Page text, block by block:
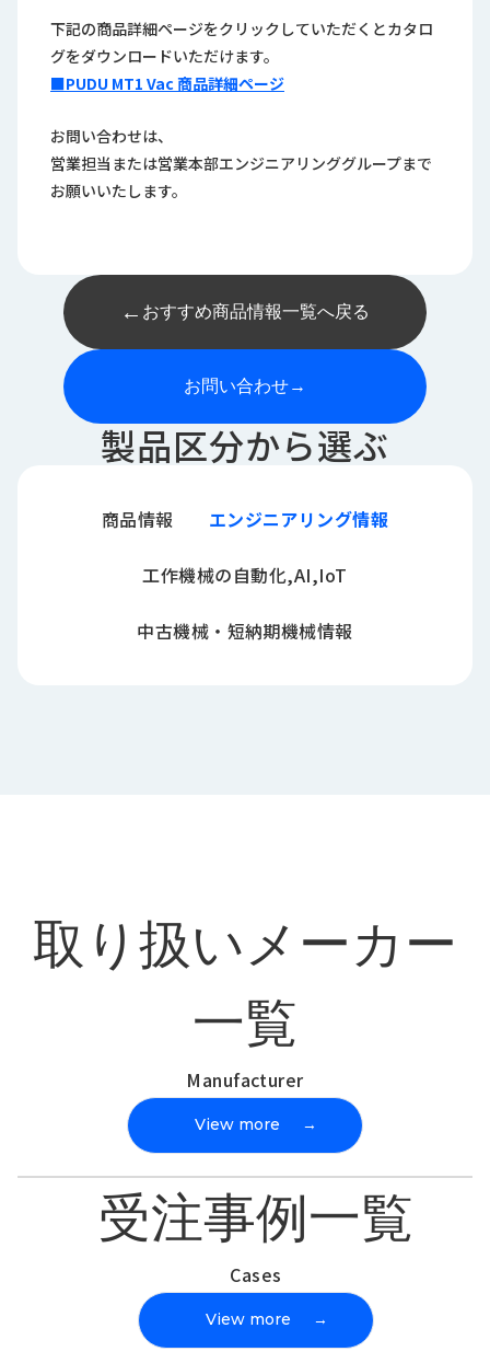
下記の商品詳細ページをクリックしていただくとカタロ
グをダウンロードいただけます。
■PUDU MT1 Vac 商品詳細ページ
お問い合わせは、
営業担当または営業本部エンジニアリンググループまで
お願いいたします。
← おすすめ商品情報一覧へ戻る
お問い合わせ→
製品区分から選ぶ
商品情報 エンジニアリング情報
工作機械の自動化,AI,IoT
中古機械・短納期機械情報
取り扱いメーカー
一覧
Manufacturer
View more →
受注事例一覧
Cases
View more →